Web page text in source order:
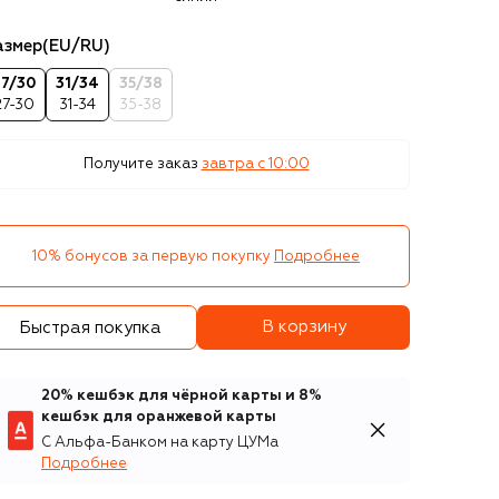
(EU/RU)
30
30
31/34
31-34
35/38
35-38
Получите заказ завтра c 10:00
10% бонусов за первую покупку Подробнее
Быстрая покупка В корзину
20% кешбэк для чёрной карты и 8%
кешбэк для оранжевой карты
С Альфа-Банком на карту ЦУМа
Подробнее